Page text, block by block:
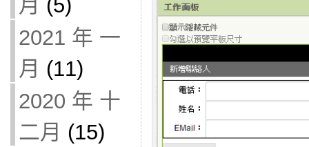
月 (5)
2021 年 一
月 (11)
2020 年 十
二月 (15)